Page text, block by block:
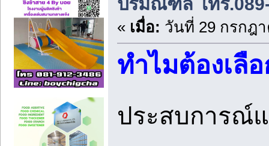
« เมื่อ: วันที่ 29 กรกฎา
ทำไมต้องเลื
ประสบการณ์